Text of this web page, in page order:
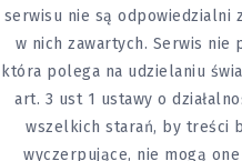
serwisu nie są odpowiedzialni
w nich zawartych. Serwis nie
która polega na udzielaniu
art. 3 ust 1 ustawy o
wszelkich starań, by treści
wyczerpujące, nie mogą